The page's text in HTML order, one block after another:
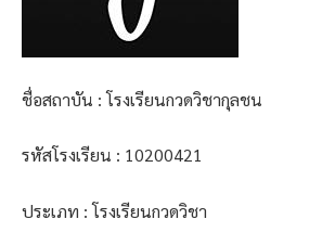
ชื่อสถาบัน : โรงเรียนกวดวิชากุลชน
รหัสโรงเรียน : 10200421
ประเภท : โรงเรียนกวดวิชา